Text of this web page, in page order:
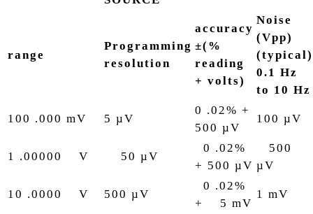
range
Programming
resolution
accuracy
±(%
reading
+ volts)
Noise
(Vpp)
(typical)
0.1 Hz
to 10 Hz
100 .000 mV 5 µV
0 .02% +
500 µV
100 µV
1 .00000 V 50 µV
0 .02%
+ 500 µV
500
µV
10 .0000 V 500 µV
0 .02%
+ 5 mV
1 mV